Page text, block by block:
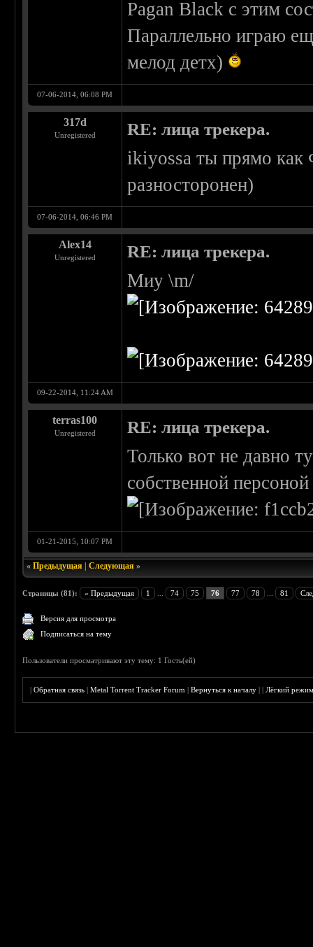
Pagan Black с этим
Параллельно играю
мелод детх)
07-06-2014, 06:08 PM
317d
Unregistered RE: лица трекера.
ikiyossa ты прямо как
разносторонен)
07-06-2014, 06:46 PM
Alex14
Unregistered RE: лица трекера.
Миу \m/
09-22-2014, 11:24 AM
terras100
Unregistered RE: лица трекера.
Только вот не давно
собственной персоной
01-21-2015, 10:07 PM
«Предыдущая |Следующая »
Страницы (81): « Предыдущая 1 74 75 76 77 78 81
Версия для просмотра
Подписаться на тему
Пользователи просматривают эту тему: 1 Гость(ей)
|Обратная связь |Metal Torrent Tracker Forum |Вернуться к началу ||Лёгкий